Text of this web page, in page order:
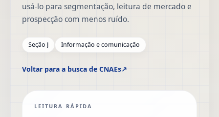
usá-lo para segmentação, leitura de mercado e
prospecção com menos ruído.
Seção J Informação e comunicação
Voltar para a busca de CNAEs↗
LEITURA RÁPIDA